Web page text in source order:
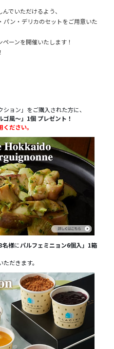
でいただけるよう、
ン・デリカのセットをご用意いた
ーンを開催いたします！
ョン」をご購入された方に、
ゴ風～」1個 プレゼント！
ださい。
名様にパルフェミニョン6個入」1箱
だきます。